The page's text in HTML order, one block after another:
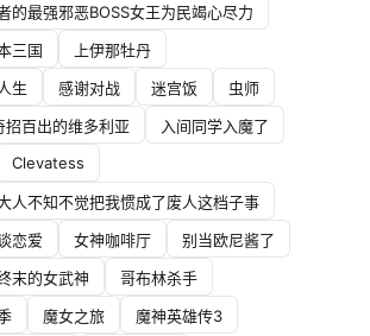
的最强邪恶BOSS女王为民竭心尽力
三国
上伊那牡丹
生
感谢对战 迷宫饭
虫师
招百出的维多利亚
入间同学入魔了
Clevatess
人不知不觉把我惯成了废人这档子事
恋爱
女神咖啡厅
别当欧尼酱了
末的女武神
哥布林杀手
魔女之旅
魔神英雄传3